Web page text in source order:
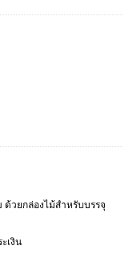
ด้วยกล่องไม้สำหรับบรรจุ
เงิน